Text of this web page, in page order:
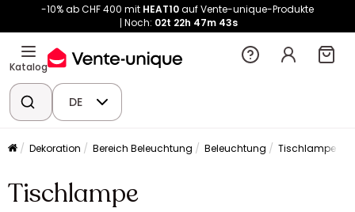
-10% ab CHF 400 mit HEAT10auf Vente-unique-Produkte
Noch: 02t 22h 47m 43s
Katalog
DE
Dekoration Bereich Beleuchtung Beleuchtung Tischlampe
Tischlampe